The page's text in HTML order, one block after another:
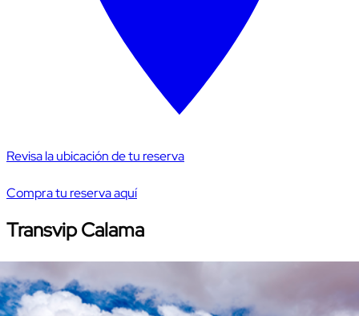
Revisa la ubicación de tu reserva
Compra tu reserva aquí
Transvip Calama